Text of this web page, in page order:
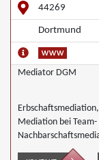
44269
Dortmund
Mediator DGM
Mediation bei